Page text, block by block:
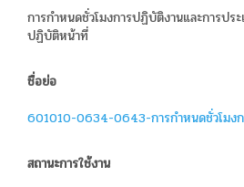
การกำหนดชั่วโมงการปฏิบัติงานและการปร
ปฏิบัติหน้าที่
ชื่อย่อ
601010-0634-0643-การกำหนดชั่วโมง
สถานะการใช้งาน